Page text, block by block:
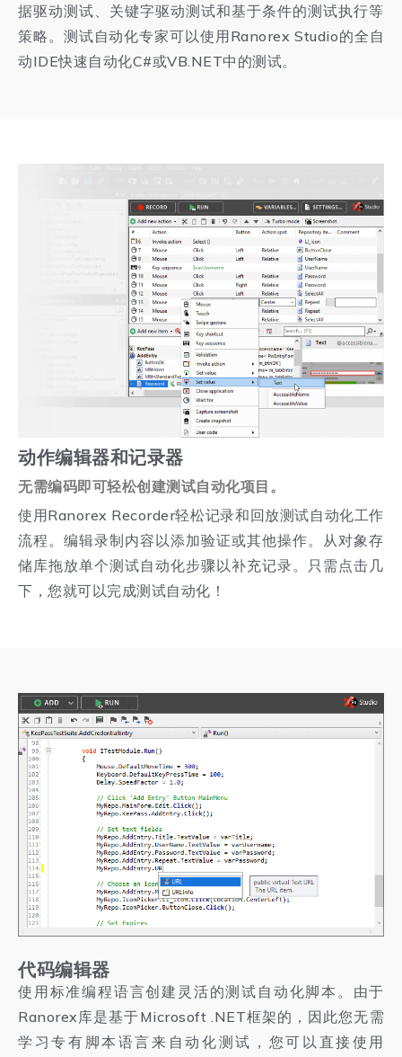
据驱动测试、关键字驱动测试和基于条件的测试执行等
策略。测试自动化专家可以使用Ranorex Studio的全自
动IDE快速自动化C#或VB.NET中的测试。
动作编辑器和记录器
无需编码即可轻松创建测试自动化项目。
使用Ranorex Recorder轻松记录和回放测试自动化工作
流程。编辑录制内容以添加验证或其他操作。从对象存
储库拖放单个测试自动化步骤以补充记录。只需点击几
下，您就可以完成测试自动化！
代码编辑器
使用标准编程语言创建灵活的测试自动化脚本。由于
Ranorex库是基于Microsoft .NET框架的，因此您无需
学习专有脚本语言来自动化测试，您可以直接使用